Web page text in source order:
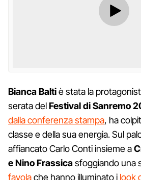
Bianca Baltiè stata la
serata delFestival di Sanremo
dalla conferenza stampa, ha
classe e della sua energia. Sul
affiancato Carlo Conti insieme a
e Nino Frassicasfoggiando una
favolache hanno illuminato i look